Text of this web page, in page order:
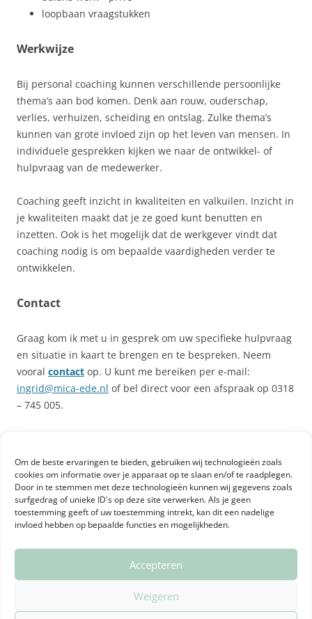
Om de beste ervaringen te bieden, gebruiken wij technologieën zoals
cookies om informatie over je apparaat op te slaan en/of te raadplegen.
Door in te stemmen met deze technologieën kunnen wij gegevens zoals
surfgedrag of unieke ID's op deze site verwerken. Als je geen
toestemming geeft of uw toestemming intrekt, kan dit een nadelige
invloed hebben op bepaalde functies en mogelijkheden.
Accepteren
Weigeren
loopbaan vraagstukken
Werkwijze
Bij personal coaching kunnen verschillende persoonlijke
thema’s aan bod komen. Denk aan rouw, ouderschap,
verlies, verhuizen, scheiding en ontslag. Zulke thema’s
kunnen van grote invloed zijn op het leven van mensen. In
individuele gesprekken kijken we naar de ontwikkel- of
hulpvraag van de medewerker.
Coaching geeft inzicht in kwaliteiten en valkuilen. Inzicht in
je kwaliteiten maakt dat je ze goed kunt benutten en
inzetten. Ook is het mogelijk dat de werkgever vindt dat
coaching nodig is om bepaalde vaardigheden verder te
ontwikkelen.
Contact
Graag kom ik met u in gesprek om uw specifieke hulpvraag
en situatie in kaart te brengen en te bespreken. Neem
vooral contact op. U kunt me bereiken per e-mail:
ingrid@mica-ede.nl of bel direct voor een afspraak op 0318
– 745 005.
naar resultaten.Burn-out & stress coaching,conflict
coaching,teamcoaching en intervisie coachingzijn hier
voorbeelden van.